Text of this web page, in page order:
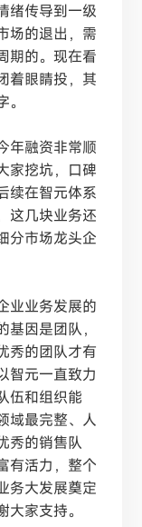
绪传导到一级
场的退出，需
期的。现在看
着眼睛投，其
年融资非常顺
家挖坑，口碑
续在智元体系
这几块业务还
分市场龙头企
业业务发展的
因是团队，
秀的团队才有
智元一直致力
伍和组织能
域最完整、人
秀的销售队
有活力，整个
务大发展奠定
家支持。